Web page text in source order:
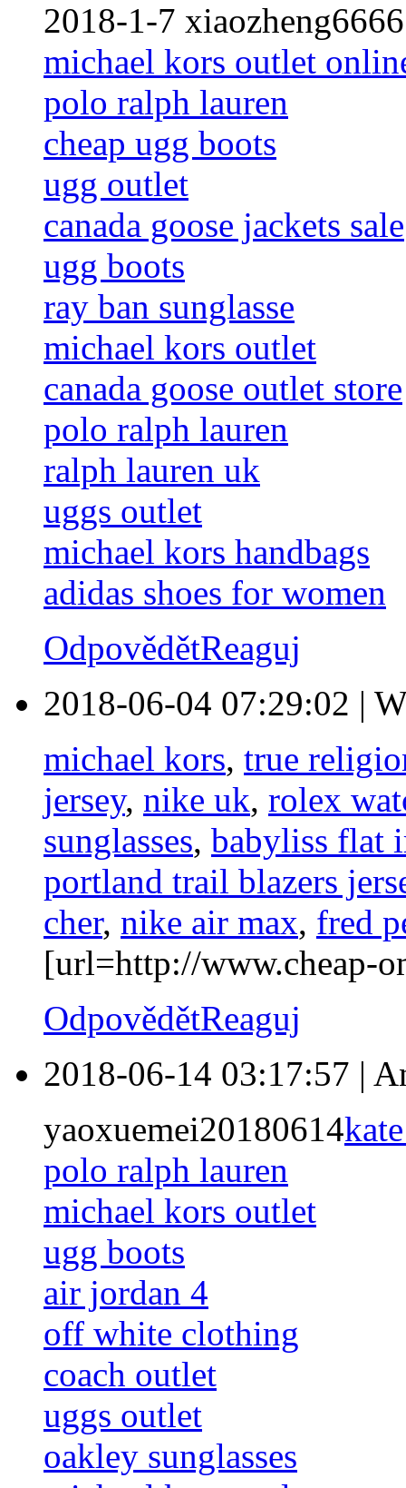
2018-1-7 xiaozheng6666
michael kors outlet
polo ralph lauren
cheap ugg boots
ugg outlet
canada goose jackets sale
ugg boots
ray ban sunglasse
michael kors outlet
canada goose outlet store
polo ralph lauren
ralph lauren uk
uggs outlet
michael kors handbags
adidas shoes for women
OdpovědětReaguj
2018-06-04 07:29:02 |
michael kors, true
jersey, nike uk, rolex
sunglasses, babyliss flat
portland trail blazers
cher, nike air max, fred
[url=http://www.cheap-
OdpovědětReaguj
2018-06-14 03:17:57 |
yaoxuemei20180614
polo ralph lauren
michael kors outlet
ugg boots
air jordan 4
off white clothing
coach outlet
uggs outlet
oakley sunglasses